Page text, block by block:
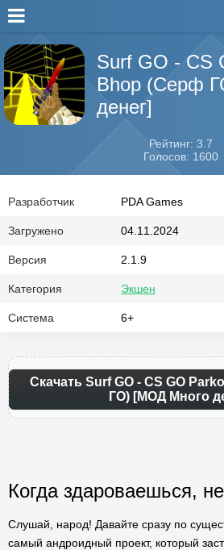
Surf GO - CS
Bhop (Серф
денег]
Рейтинг: 3.7
Голосов: 1600
Разработчик PDA Games
Загружено 04.11.2024
Версия 2.1.9
Категория Экшен
Система 6+
Скачать Surf GO - CS GO
ГО) [МОД Много
Когда здароваешься,
Слушай, народ! Давайте сразу по
самый андроидный проект, который